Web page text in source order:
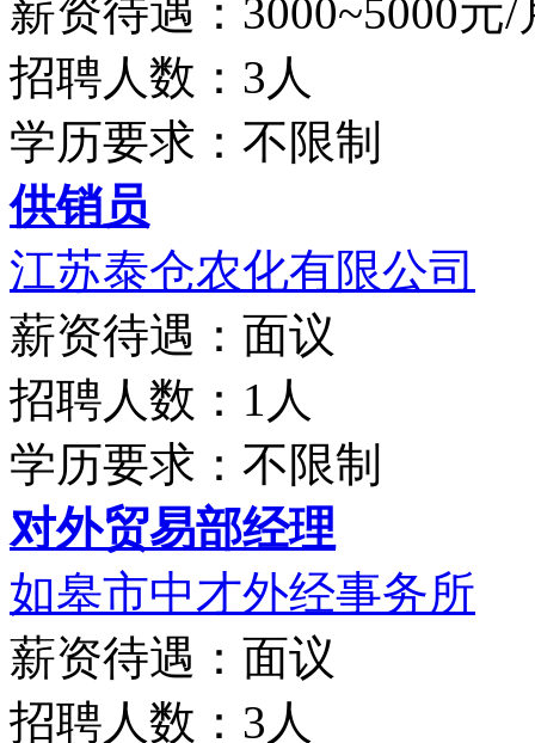
薪资待遇：3000~5000元/
招聘人数：3人
学历要求：不限制
供销员
江苏泰仓农化有限公司
薪资待遇：面议
招聘人数：1人
学历要求：不限制
对外贸易部经理
如皋市中才外经事务所
薪资待遇：面议
招聘人数：3人